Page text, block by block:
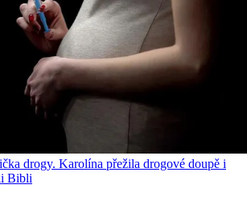
drogy. Karolína přežila drogové doupě i
Bibli